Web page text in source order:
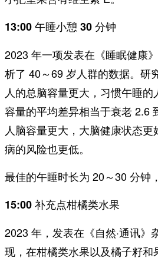
13:00 午睡小憩 30 分钟
2023 年一项发表在《睡眠健康
析了 40～69 岁人群的数据。研
人的总脑容量更大，习惯午睡
容量的平均差异相当于衰老 2.6
人脑容量更大，大脑健康状态
病的风险也更低。
最佳的午睡时长为 20～30 分钟
15:00 补充点柑橘类水果
2023 年，发表在《自然·通讯》
现，在柑橘类水果以及橘子籽